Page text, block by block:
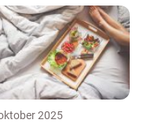
2025